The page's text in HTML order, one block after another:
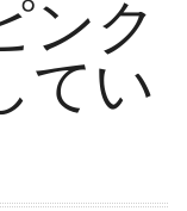
ンク
てい